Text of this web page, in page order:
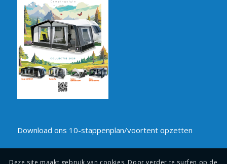
Download ons 10-stappenplan/voortent opzetten